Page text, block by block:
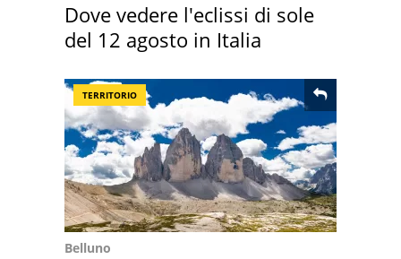
Dove vedere l'eclissi di sole
del 12 agosto in Italia
TERRITORIO
Belluno